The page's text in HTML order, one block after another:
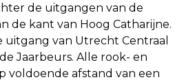
de uitgangen van de
de kant van Hoog Catharijne.
uitgang van Utrecht Centraal
Jaarbeurs. Alle rook- en
voldoende afstand van een